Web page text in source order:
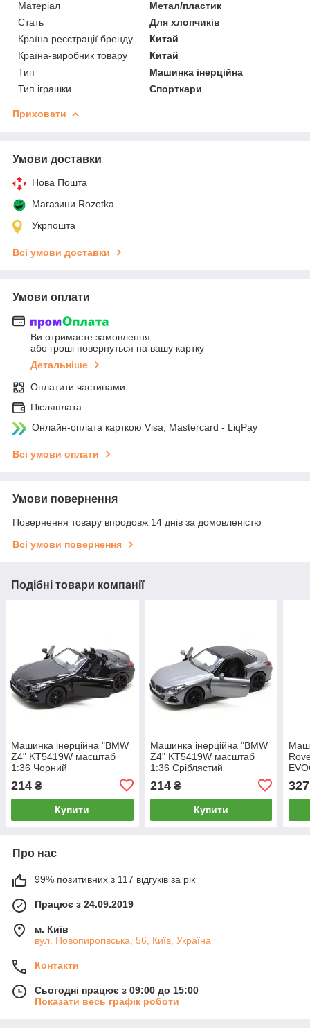
Матеріал
Метал/пластик
Стать
Для хлопчиків
Країна реєстрації бренду
Китай
Країна-виробник товару
Китай
Тип
Машинка інерційна
Тип іграшки
Спорткари
Приховати
Умови доставки
Нова Пошта
Магазини Rozetka
Укрпошта
Всі умови доставки
Умови оплати
Ви отримаєте замовлення
або гроші повернуться на вашу картку
Детальніше
Оплатити частинами
Післяплата
Онлайн-оплата карткою Visa, Mastercard - LiqPay
Всі умови оплати
Умови повернення
Повернення товару впродовж 14 днів за домовленістю
Всі умови повернення
Подібні товари компанії
Машинка інерційна "BMW
Z4" KT5419W масштаб
1:36 Чорний
214 ₴
Купити
Машинка інерційна "BMW
Z4" KT5419W масштаб
1:36 Сріблястий
214₴
Купити
327
Про нас
99% позитивних з 117 відгуків за рік
Працює з 24.09.2019
м. Київ
вул. Новопирогівська, 56, Київ, Україна
Контакти
Сьогодні працює з 09:00 до 15:00
Показати весь графік роботи